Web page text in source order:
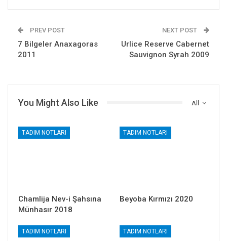
PREV POST
7 Bilgeler Anaxagoras
2011
NEXT POST
Urlice Reserve Cabernet
Sauvignon Syrah 2009
All
You Might Also Like
TADIM NOTLARI
Chamlija Nev-i Şahsına
Münhasır 2018
TADIM NOTLARI
Beyoba Kırmızı 2020
TADIM NOTLARI TADIM NOTLARI